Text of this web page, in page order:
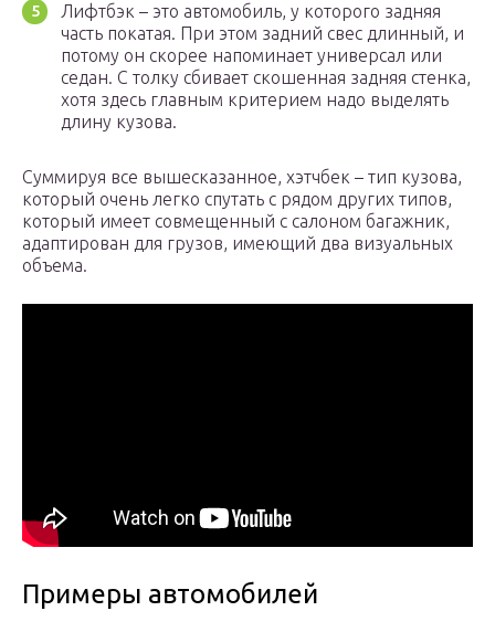
Лифтбэк – это автомобиль, у которого задняя
часть покатая. При этом задний свес длинный, и
потому он скорее напоминает универсал или
седан. С толку сбивает скошенная задняя стенка,
хотя здесь главным критерием надо выделять
длину кузова.
Суммируя все вышесказанное, хэтчбек – тип кузова,
который очень легко спутать с рядом других типов,
который имеет совмещенный с салоном багажник,
адаптирован для грузов, имеющий два визуальных
объема.
Примеры автомобилей